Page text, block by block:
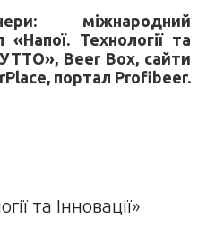
міжнародний
«Напої. Технології та
Beer Box, сайти
портал Profibeer.
та Інновації»